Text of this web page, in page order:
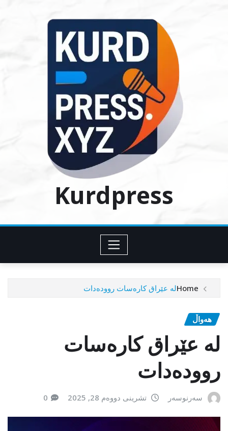
Kurdpress
Homeلە عێراق کارەسات روودەدات
هەواڵ
لە عێراق کارەسات
روودەدات
سەرنوسەر تشرینی دووەم 28, 2025 0